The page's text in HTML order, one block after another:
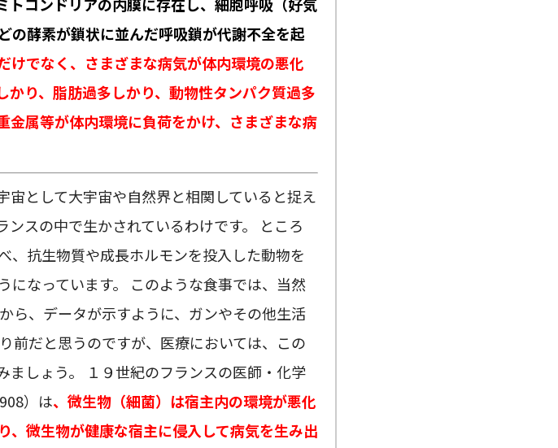
の酵素が鎖状に並んだ呼吸鎖が代謝不全を起
けでなく、さまざまな病気が体内環境の悪化
り、脂肪過多しかり、動物性タンパク質過多
金属等が体内環境に負荷をかけ、さまざまな病
として大宇宙や自然界と相関していると捉え
スの中で生かされているわけです。 ところ
、抗生物質や成長ホルモンを投入した動物を
なっています。 このような食事では、当然
ら、データが示すように、ガンやその他生活
前だと思うのですが、医療においては、この
ましょう。 １９世紀のフランスの医師・化学
）は、微生物（細菌）は宿主内の環境が悪化
、微生物が健康な宿主に侵入して病気を生み出